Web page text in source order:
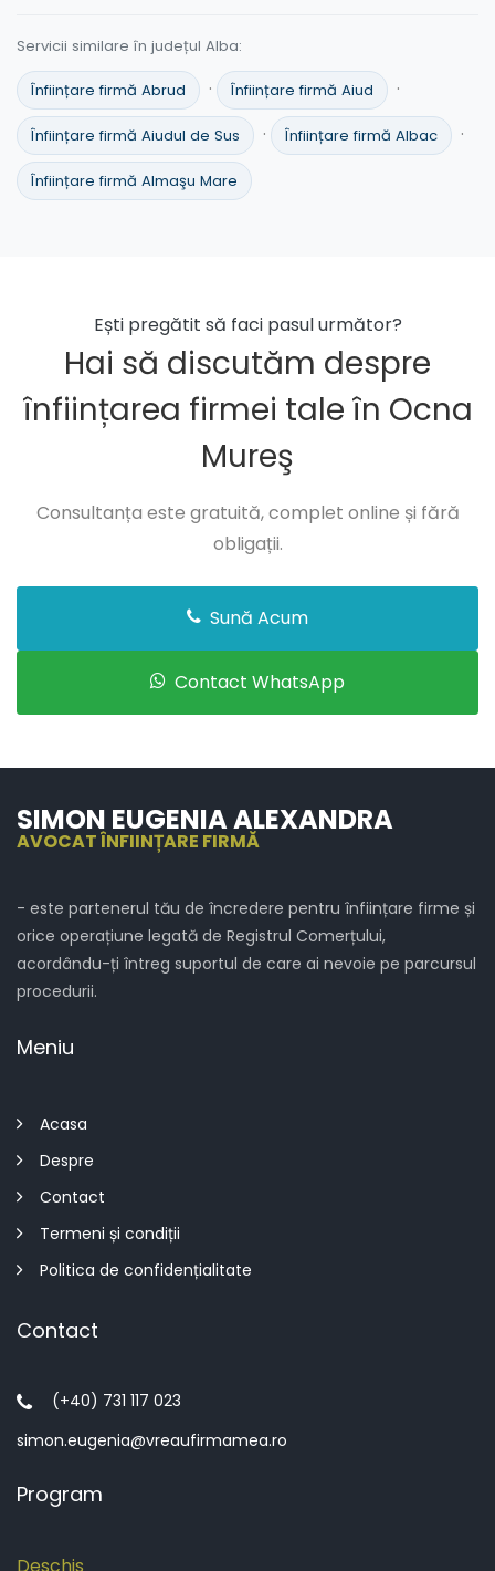
Servicii similare în județul Alba:
Înființare firmă Abrud · Înființare firmă Aiud ·
Înființare firmă Aiudul de Sus · Înființare firmă Albac ·
Înființare firmă Almaşu Mare
Ești pregătit să faci pasul următor?
Hai să discutăm despre
înființarea firmei tale în Ocna
Mureş
Consultanța este gratuită, complet online și fără
obligații.
Sună Acum
Contact WhatsApp
SIMON EUGENIA ALEXANDRA
AVOCAT ÎNFIINȚARE FIRMĂ
- este partenerul tău de încredere pentru înființare firme și
orice operațiune legată de Registrul Comerțului,
acordându-ți întreg suportul de care ai nevoie pe parcursul
procedurii.
Meniu
Acasa
Despre
Contact
Termeni și condiții
Politica de confidențialitate
Contact
(+40) 731 117 023
simon.eugenia@vreaufirmamea.ro
Program